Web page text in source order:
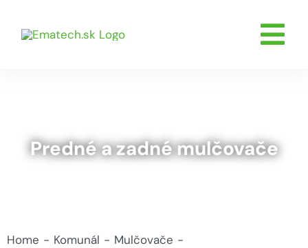
Predné a zadné mulčovače
Home Komunál
Mulčovače